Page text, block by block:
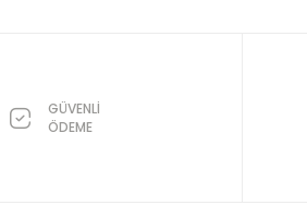
GÜVENLİ
ÖDEME